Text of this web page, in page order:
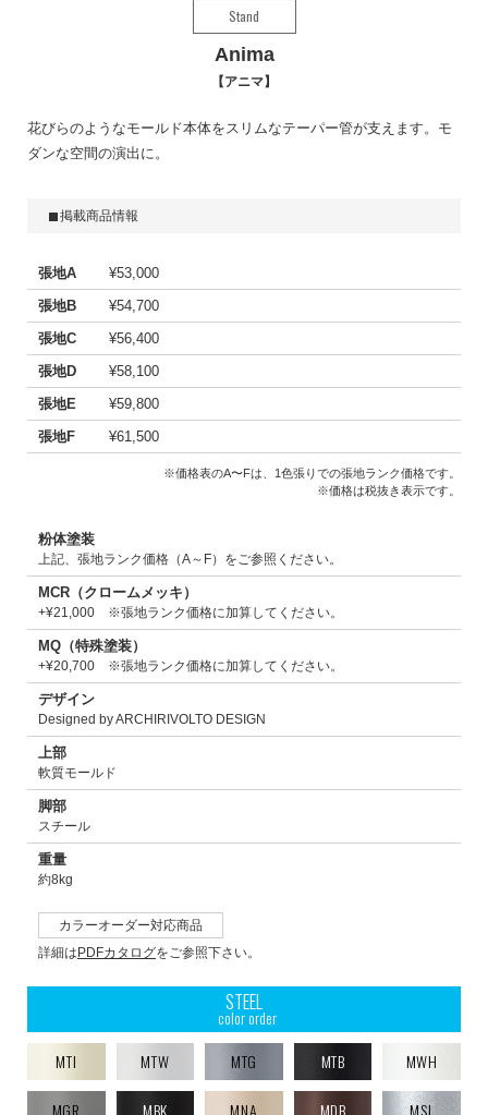
Stand
Anima
アニマ
花びらのようなモールド本体をスリムなテーパー管が支えます。モ
ダンな空間の演出に。
掲載商品情報
張地A
¥53,000
張地B
¥54,700
張地C
¥56,400
張地D
¥58,100
張地E
¥59,800
張地F
¥61,500
※価格表のA〜Fは、1色張りでの張地ランク価格です。
※価格は税抜き表示です。
粉体塗装
上記、張地ランク価格（A～F）をご参照ください。
MCR（クロームメッキ）
+¥21,000 ※張地ランク価格に加算してください。
MQ（特殊塗装）
+¥20,700 ※張地ランク価格に加算してください。
デザイン
Designed by ARCHIRIVOLTO DESIGN
上部
軟質モールド
脚部
スチール
重量
約8kg
カラーオーダー対応商品
詳細は PDFカタログをご参照下さい。
STEEL
color order
MTI
MTW MTG MTB MWH
MGR MBK MNA MDB MSL